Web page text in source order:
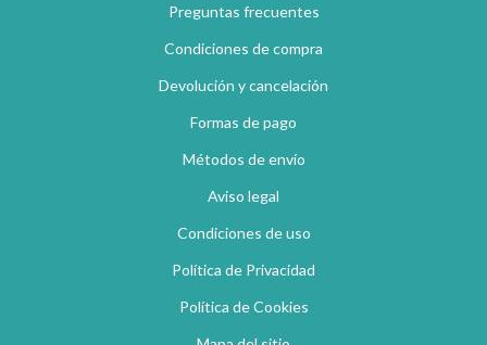
Preguntas frecuentes
Condiciones de compra
Devolución y cancelación
Formas de pago
Métodos de envío
Aviso legal
Condiciones de uso
Política de Privacidad
Política de Cookies